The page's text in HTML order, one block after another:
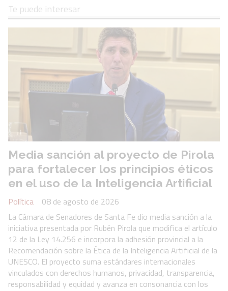
Te puede interesar
Media sanción al proyecto de Pirola
para fortalecer los principios éticos
en el uso de la Inteligencia Artificial
Política
08 de agosto de 2026
La Cámara de Senadores de Santa Fe dio media sanción a la
iniciativa presentada por Rubén Pirola que modifica el artículo
12 de la Ley 14.256 e incorpora la adhesión provincial a la
Recomendación sobre la Ética de la Inteligencia Artificial de la
UNESCO. El proyecto suma estándares internacionales
vinculados con derechos humanos, privacidad, transparencia,
responsabilidad y equidad y avanza en consonancia con los